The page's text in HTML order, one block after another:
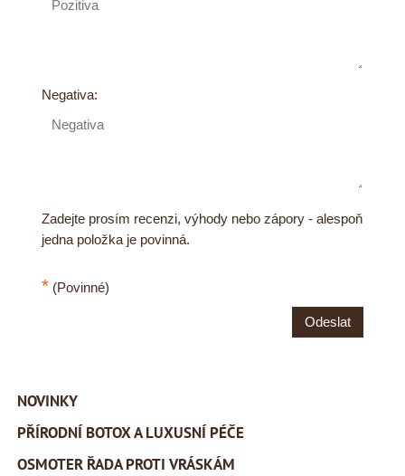
Negativa:
Zadejte prosím recenzi, výhody nebo zápory - alespoň
jedna položka je povinná.
* (Povinné)
Odeslat
NOVINKY
PŘÍRODNÍ BOTOX A LUXUSNÍ PÉČE
OSMOTER ŘADA PROTI VRÁSKÁM